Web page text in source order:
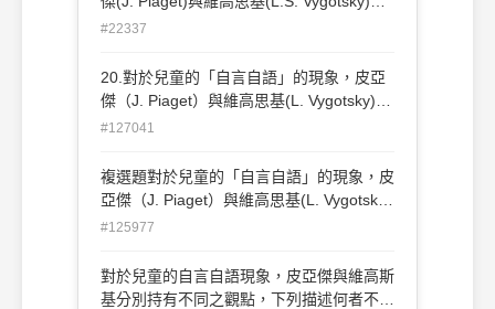
別持有不同的觀點，下列的描述何者不正
語言幫助兒童計劃與調整行為 (B)維高思基
(L.S. Vygotsky)主張此為私我的語言(C)皮
#22337
20.對於兒童的「自言自語」的現象，皮亞
傑（J. Piaget）與維高思基(L. Vygotsky)分
別持有不同的觀點，下列的描述何者正確？
助兒童計劃與調整行為 (B) 維高思基(L.
Vygotsky)主張此為私我的語言 (C) 皮亞傑
#127041
複選題對於兒童的「自言自語」的現象，皮
亞傑（J. Piaget）與維高思基(L. Vygotsky)
分別持有不同的觀點，下列的描述何者正
言幫助兒童計劃與調整行為 (B) 維高思基
(L. Vygotsky)主張此為私我的語言 (C) 皮亞
#125977
對於兒童的自言自語現象，皮亞傑與維高斯
基分別持有不同之觀點，下列描述何者不正